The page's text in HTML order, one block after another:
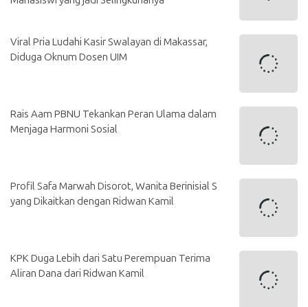
Viral Pria Ludahi Kasir Swalayan di Makassar,
Diduga Oknum Dosen UIM
Rais Aam PBNU Tekankan Peran Ulama dalam
Menjaga Harmoni Sosial
Profil Safa Marwah Disorot, Wanita Berinisial S
yang Dikaitkan dengan Ridwan Kamil
KPK Duga Lebih dari Satu Perempuan Terima
Aliran Dana dari Ridwan Kamil